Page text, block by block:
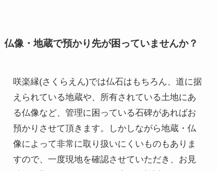
仏像・地蔵で預かり先が困っていませんか？
咲楽縁(さくらえん)では仏石はもちろん、道に据
えられている地蔵や、所有されている土地にあ
る仏像など、管理に困っている石碑があればお
預かりさせて頂きます。しかしながら地蔵・仏
像によって非常に取り扱いにくいものもありま
すので、一度現地を確認させていただき、お見